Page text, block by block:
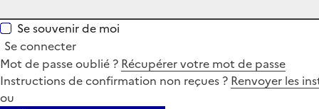
Se souvenir de moi
Se connecter
Mot de passe oublié ? Récupérer votre mot de passe
Instructions de confirmation non reçues ? Renvoyer les
ou